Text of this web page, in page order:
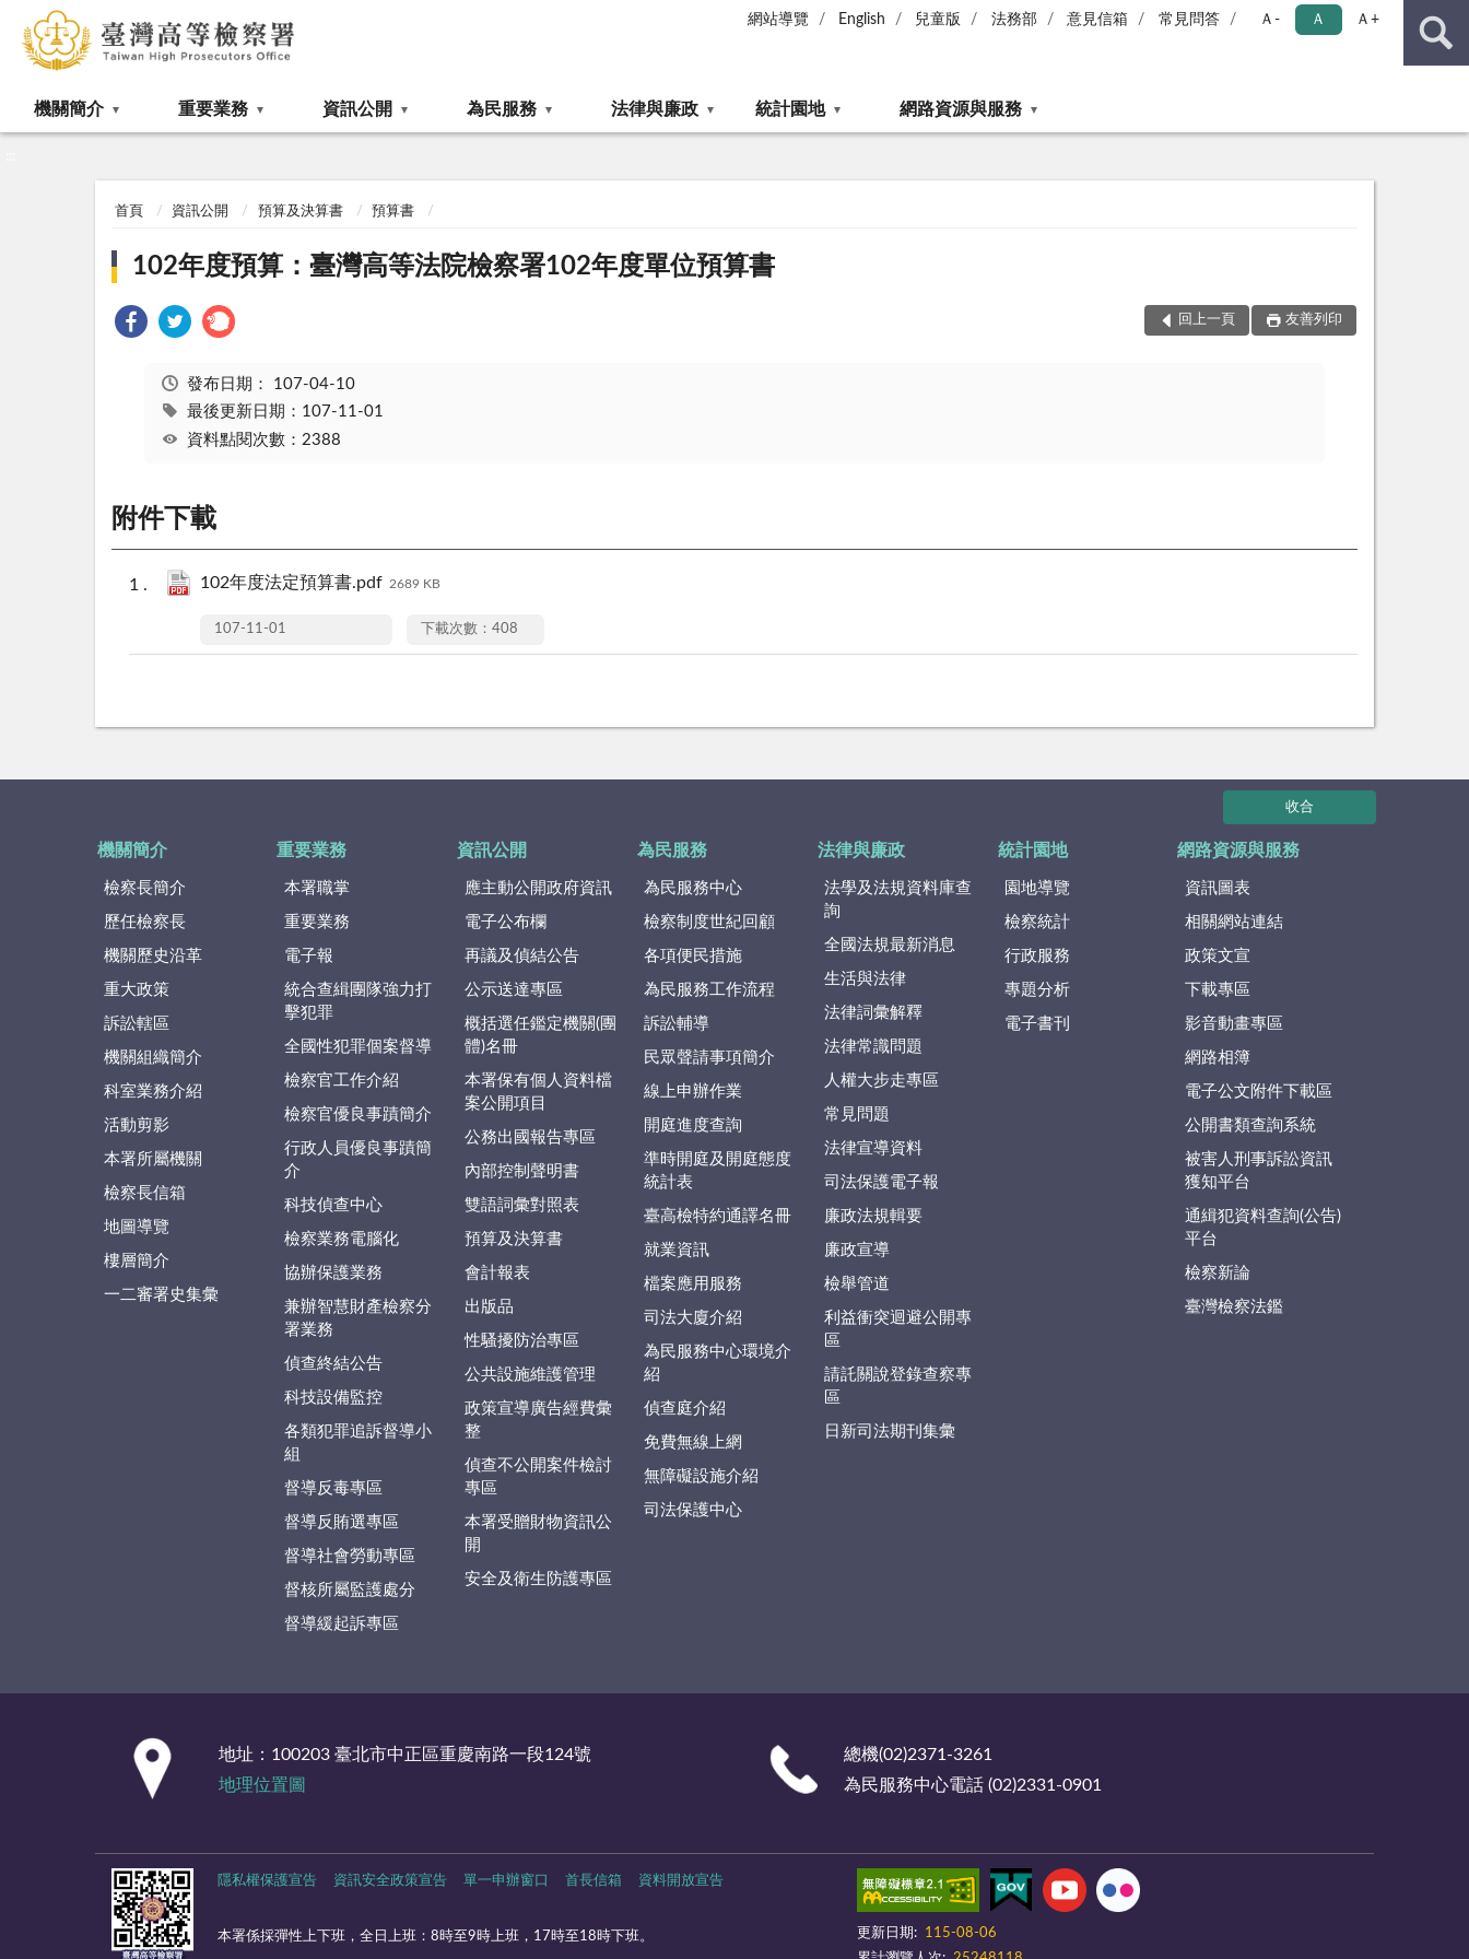
網站導覽 English 兒童版 法務部 意見信箱 常見問答 Ａ- Ａ Ａ+
機關簡介 重要業務 資訊公開 為民服務 法律與廉政 統計園地 網路資源與服務
首頁 資訊公開 預算及決算書 預算書
102年度預算：臺灣高等法院檢察署102年度單位預算書
回上一頁 友善列印
發布日期： 107-04-10
最後更新日期：107-11-01
資料點閱次數：2388
附件下載
102年度法定預算書.pdf 2689 KB
107-11-01 下載次數：408
收合
機關簡介
檢察長簡介
歷任檢察長
機關歷史沿革
重大政策
訴訟轄區
機關組織簡介
科室業務介紹
活動剪影
本署所屬機關
檢察長信箱
地圖導覽
樓層簡介
一二審署史集彙
重要業務
本署職掌
重要業務
電子報
統合查緝團隊強力打
擊犯罪
全國性犯罪個案督導
檢察官工作介紹
檢察官優良事蹟簡介
行政人員優良事蹟簡
介
科技偵查中心
檢察業務電腦化
協辦保護業務
兼辦智慧財產檢察分
署業務
偵查終結公告
科技設備監控
各類犯罪追訴督導小
組
督導反毒專區
督導反賄選專區
督導社會勞動專區
督核所屬監護處分
督導緩起訴專區
資訊公開
應主動公開政府資訊
電子公布欄
再議及偵結公告
公示送達專區
概括選任鑑定機關(團
體)名冊
本署保有個人資料檔
案公開項目
公務出國報告專區
內部控制聲明書
雙語詞彙對照表
預算及決算書
會計報表
出版品
性騷擾防治專區
公共設施維護管理
政策宣導廣告經費彙
整
偵查不公開案件檢討
專區
本署受贈財物資訊公
開
安全及衛生防護專區
為民服務
為民服務中心
檢察制度世紀回顧
各項便民措施
為民服務工作流程
訴訟輔導
民眾聲請事項簡介
線上申辦作業
開庭進度查詢
準時開庭及開庭態度
統計表
臺高檢特約通譯名冊
就業資訊
檔案應用服務
司法大廈介紹
為民服務中心環境介
紹
偵查庭介紹
免費無線上網
無障礙設施介紹
司法保護中心
法律與廉政
法學及法規資料庫查
詢
全國法規最新消息
生活與法律
法律詞彙解釋
法律常識問題
人權大步走專區
常見問題
法律宣導資料
司法保護電子報
廉政法規輯要
廉政宣導
檢舉管道
利益衝突迴避公開專
區
請託關說登錄查察專
區
日新司法期刊集彙
統計園地
園地導覽
檢察統計
行政服務
專題分析
電子書刊
網路資源與服務
資訊圖表
相關網站連結
政策文宣
下載專區
影音動畫專區
網路相簿
電子公文附件下載區
公開書類查詢系統
被害人刑事訴訟資訊
獲知平台
通緝犯資料查詢(公告)
平台
檢察新論
臺灣檢察法鑑
地址：100203 臺北市中正區重慶南路一段124號
地理位置圖
總機(02)2371-3261
為民服務中心電話 (02)2331-0901
隱私權保護宣告 資訊安全政策宣告 單一申辦窗口 首長信箱 資料開放宣告
本署係採彈性上下班，全日上班：8時至9時上班，17時至18時下班。 更新日期:
115-08-06